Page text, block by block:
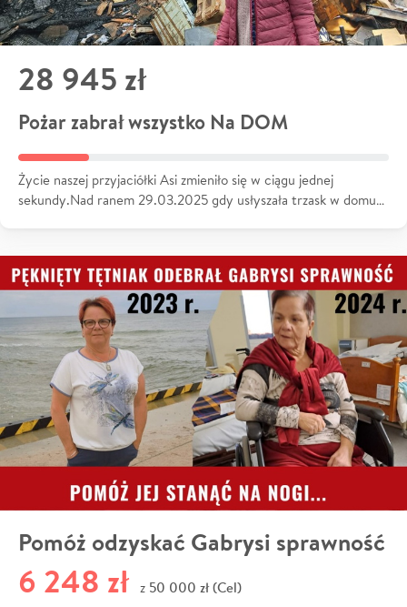
28 945 zł
Pożar zabrał wszystko Na DOM
Życie naszej przyjaciółki Asi zmieniło się w ciągu jednej
sekundy.Nad ranem 29.03.2025 gdy usłyszała trzask w domu…
Pomóż odzyskać Gabrysi sprawność
6 248 zł z 50 000 zł (Cel)